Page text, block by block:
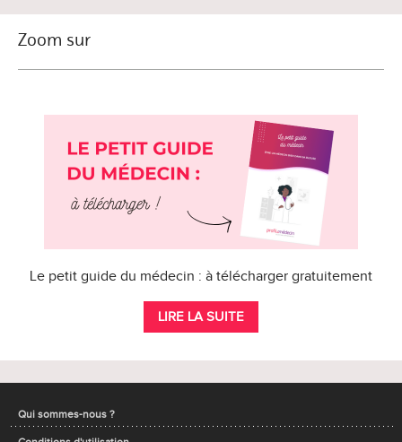
Zoom sur
Le petit guide du médecin : à télécharger gratuitement
LIRE LA SUITE
Qui sommes-nous ?